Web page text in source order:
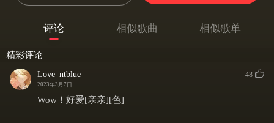
那么我想在你身旁度过
若你还想为爱尝试最后一次
Then I wanna spend it by your side
评论 相似歌曲 相似歌单
精彩评论
Love_ntblue
2023年3月7日
48
Wow！好爱[亲亲][色]